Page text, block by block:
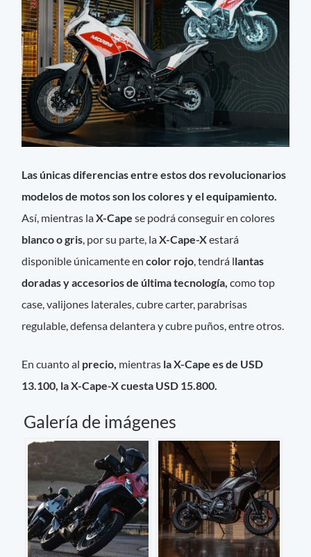
Las únicas diferencias entre estos dos revolucionarios
modelos de motos son los colores y el equipamiento.
Así, mientras laX-Cape se podrá conseguir en colores
blanco o gris, por su parte, laX-Cape-Xestará
disponible únicamente encolor rojo, tendrá llantas
doradasy accesorios de última tecnología,como top
case, valijones laterales, cubre carter, parabrisas
regulable, defensa delantera y cubre puños, entre otros.
En cuanto al precio, mientras la X-Cape es de USD
13.100, la X-Cape-X cuesta USD 15.800.
Galería de imágenes